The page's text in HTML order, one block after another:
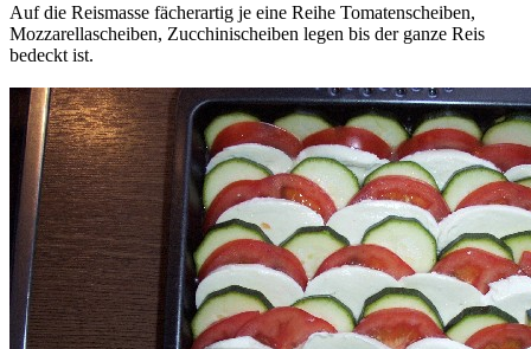
Auf die Reismasse fächerartig je eine Reihe Tomatenscheiben,
Mozzarellascheiben, Zucchinischeiben legen bis der ganze Reis
bedeckt ist.